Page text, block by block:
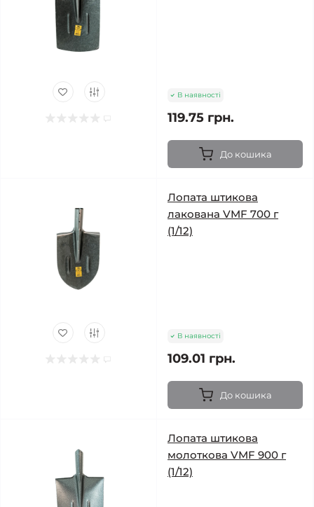
В наявності
119.75 грн.
До кошика
Лопата штикова
лакована VMF 700 г
(1/12)
В наявності
109.01 грн.
До кошика
Лопата штикова
молоткова VMF 900 г
(1/12)